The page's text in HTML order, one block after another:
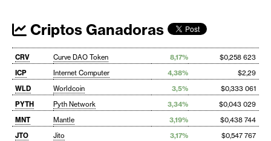
Criptos Ganadoras
CRV Curve DAO Token 8,17%
$0,258 623
ICP
Internet Computer 4,38%
$2,29
WLD
Worldcoin 3,5%
$0,333 061
PYTH
Pyth Network 3,34%
$0,043 029
MNT
Mantle 3,19%
$0,438 744
JTO
Jito 3,17%
$0,547 767